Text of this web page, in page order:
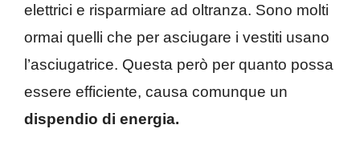
elettrici e risparmiare ad oltranza. Sono molti
ormai quelli che per asciugare i vestiti usano
l’asciugatrice. Questa però per quanto possa
essere efficiente, causa comunque un
dispendio di energia.